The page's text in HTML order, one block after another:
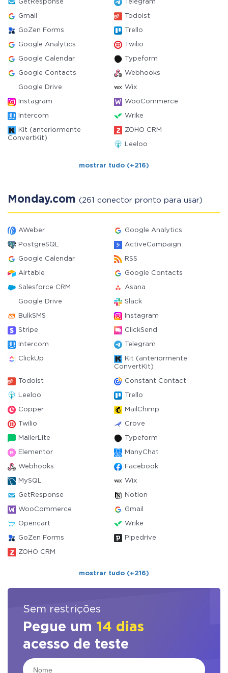
GetResponse Telegram
Gmail Todoist
GoZen Forms Trello
Google Analytics Twilio
Google Calendar Typeform
Google Contacts Webhooks
Google Drive Wix
Instagram WooCommerce
Intercom Wrike
Kit (anteriormente
ConvertKit)
ZOHO CRM
Leeloo
mostrar tudo (+216)
Monday.com (261 conector pronto para usar)
AWeber Google Analytics
PostgreSQL ActiveCampaign
Google Calendar RSS
Airtable Google Contacts
Salesforce CRM Asana
Google Drive Slack
BulkSMS Instagram
Stripe ClickSend
Intercom Telegram
ClickUp
Kit (anteriormente
ConvertKit)
Todoist Constant Contact
Leeloo Trello
Copper MailChimp
Twilio Crove
MailerLite Typeform
Elementor ManyChat
Webhooks Facebook
MySQL Wix
GetResponse Notion
WooCommerce Gmail
Opencart Wrike
GoZen Forms Pipedrive
ZOHO CRM
mostrar tudo (+216)
Sem restrições
Pegue um 14 dias
acesso de teste